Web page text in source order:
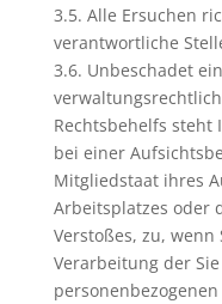
3.5. Alle Ersuchen
verantwortliche
3.6. Unbeschadet
Rechtsbehelfs steht
bei einer
Mitgliedstaat ihres
Arbeitsplatzes oder
Verstoßes, zu,
Verarbeitung der
personenbezogenen